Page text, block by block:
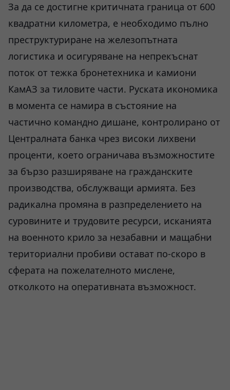
За да се достигне критичната граница от 600
квадратни километра, е необходимо пълно
преструктуриране на железопътната
логистика и осигуряване на непрекъснат
поток от тежка бронетехника и камиони
КамАЗ за тиловите части. Руската икономика
в момента се намира в състояние на
частично командно дишане, контролирано от
Централната банка чрез високи лихвени
проценти, което ограничава възможностите
за бързо разширяване на гражданските
производства, обслужващи армията. Без
радикална промяна в разпределението на
суровините и трудовите ресурси, исканията
на военното крило за незабавни и мащабни
териториални пробиви остават по-скоро в
сферата на пожелателното мислене,
отколкото на оперативната възможност.